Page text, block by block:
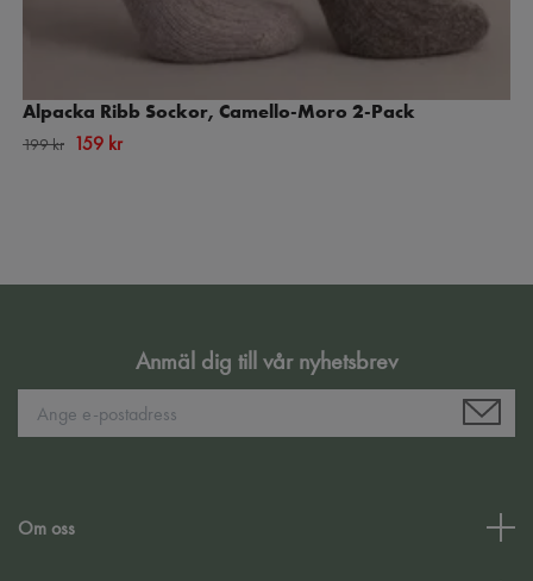
Alpacka Ribb Sockor, Camello-Moro 2-Pack
199 kr 159 kr
Anmäl dig till vår nyhetsbrev
Om oss